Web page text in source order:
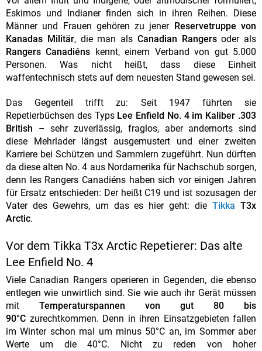
Eskimos und Indianer finden sich in ihren Reihen. Diese
Männer und Frauen gehören zu jener Reservetruppe von
Kanadas Militär, die man als Canadian Rangersoder als
Rangers Canadiéns kennt, einem Verband von gut 5.000
Personen. Was nicht heißt, dass diese Einheit
waffentechnisch stets auf dem neuesten Stand gewesen sei.
Das Gegenteil trifft zu: Seit 1947 führten sie
Repetierbüchsen des Typs Lee Enfield No. 4 im Kaliber .303
British – sehr zuverlässig, fraglos, aber andernorts sind
diese Mehrlader längst ausgemustert und einer zweiten
Karriere bei Schützen und Sammlern zugeführt. Nun dürften
da diese alten No. 4 aus Nordamerika für Nachschub sorgen,
denn les Rangers Canadiéns haben sich vor einigen Jahren
für Ersatz entschieden: Der heißt C19 und ist sozusagen der
Vater des Gewehrs, um das es hier geht: dieTikka T3x
Arctic.
Vor dem Tikka T3x Arctic Repetierer: Das alte
Lee Enfield No. 4
Viele Canadian Rangers operieren in Gegenden, die ebenso
entlegen wie unwirtlich sind. Sie wie auch ihr Gerät müssen
mit Temperaturspannen von gut 80 bis
90°C zurechtkommen. Denn in ihren Einsatzgebieten fallen
im Winter schon mal um minus 50°C an, im Sommer aber
Werte um die 40°C. Nicht zu reden von hoher